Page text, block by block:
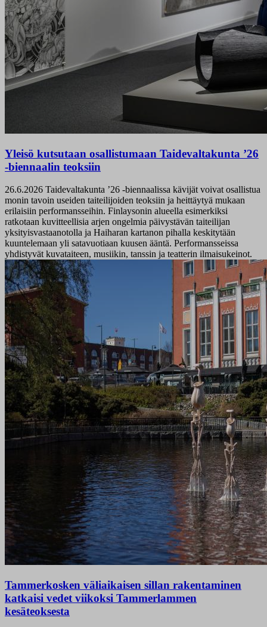
Yleisö kutsutaan osallistumaan Taidevaltakunta ’26
-biennaalin teoksiin
26.6.2026 Taidevaltakunta ’26 -biennaalissa kävijät voivat osallistua
monin tavoin useiden taiteilijoiden teoksiin ja heittäytyä mukaan
erilaisiin performansseihin. Finlaysonin alueella esimerkiksi
ratkotaan kuvitteellisia arjen ongelmia päivystävän taiteilijan
yksityisvastaanotolla ja Haiharan kartanon pihalla keskitytään
kuuntelemaan yli satavuotiaan kuusen ääntä. Performansseissa
yhdistyvät kuvataiteen, musiikin, tanssin ja teatterin ilmaisukeinot.
Tammerkosken väliaikaisen sillan rakentaminen
katkaisi vedet viikoksi Tammerlammen
kesäteoksesta